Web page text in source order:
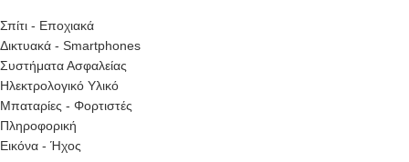
Σπίτι - Εποχιακά
Δικτυακά - Smartphones
Συστήματα Ασφαλείας
Ηλεκτρολογικό Υλικό
Μπαταρίες - Φορτιστές
Πληροφορική
Εικόνα - Ήχος